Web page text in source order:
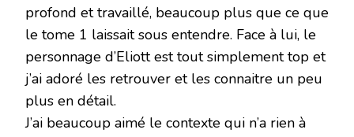
profond et travaillé, beaucoup plus que ce que
le tome 1 laissait sous entendre. Face à lui, le
personnage d’Eliott est tout simplement top et
j’ai adoré les retrouver et les connaitre un peu
plus en détail.
J’ai beaucoup aimé le contexte qui n’a rien à